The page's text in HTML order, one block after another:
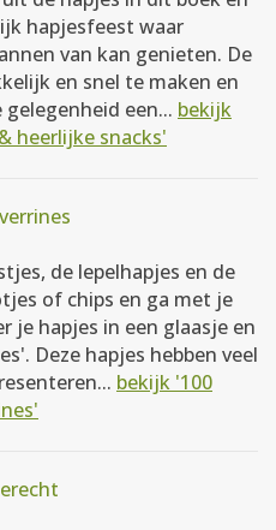
hapjesfeest waar
van kan genieten. De
en snel te maken en
een... bekijk
heerlijke snacks'
de lepelhapjes en de
of chips en ga met je
je hapjes in een glaasje en
Deze hapjes hebben veel
bekijk '100